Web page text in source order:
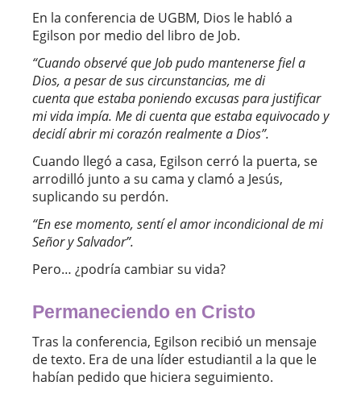
En la conferencia de UGBM, Dios le habló a
Egilson por medio del libro de Job.
“Cuando observé que Job pudo mantenerse fiel a
Dios, a pesar de sus circunstancias, me di
cuenta que estaba poniendo excusas para justificar
mi vida impía. Me di cuenta que estaba equivocado y
decidí abrir mi corazón realmente a Dios”.
Cuando llegó a casa, Egilson cerró la puerta, se
arrodilló junto a su cama y clamó a Jesús,
suplicando su perdón.
“En ese momento, sentí el amor incondicional de mi
Señor y Salvador”.
Pero… ¿podría cambiar su vida?
Permaneciendo en Cristo
Tras la conferencia, Egilson recibió un mensaje
de texto. Era de una líder estudiantil a la que le
habían pedido que hiciera seguimiento.